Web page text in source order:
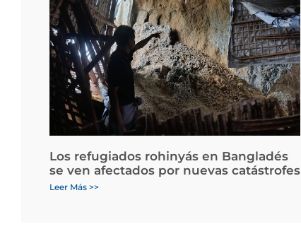
Los refugiados rohinyás en Bangladés
se ven afectados por nuevas catástrofes
Leer Más >>